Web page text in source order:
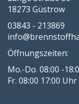
18273 Güstrow
03843 - 213869
Öffnungszeiten:
Mo.-Do. 08:00 -
Fr. 08:00 17:00 Uhr